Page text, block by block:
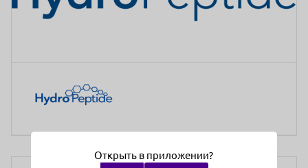
Станислав Шатилов
Открыть в приложении?